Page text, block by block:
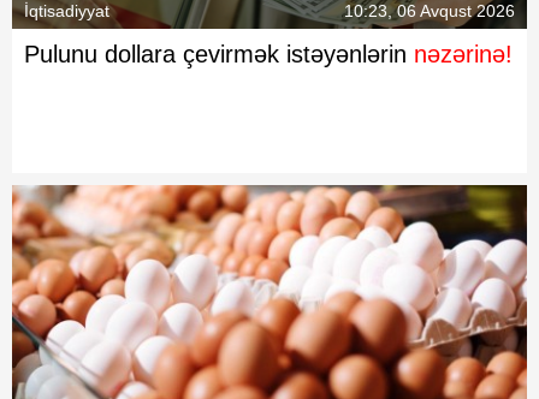
İqtisadiyyat 10:23, 06 Avqust 2026
Pulunu dollara çevirmək istəyənlərin nəzərinə!